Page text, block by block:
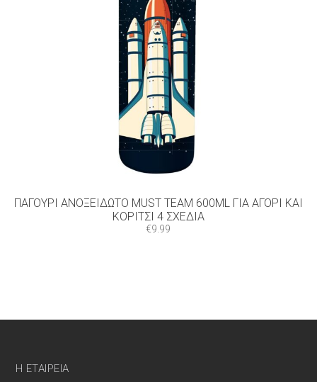
ΠΑΓΟΎΡΙ ΑΝΟΞΕΊΔΩΤΟ MUST TEAM 600ML ΓΙΑ ΑΓΌΡΙ ΚΑΙ
ΚΟΡΊΤΣΙ 4 ΣΧΈΔΙΑ
€9.99
Η ΕΤΑΙΡΕΊΑ